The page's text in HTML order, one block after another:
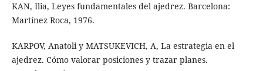
KAN, Ilia, Leyes fundamentales del ajedrez. Barcelona:
Martínez Roca, 1976.
KARPOV, Anatoli y MATSUKEVICH, A, La estrategia en el
ajedrez. Cómo valorar posiciones y trazar planes.